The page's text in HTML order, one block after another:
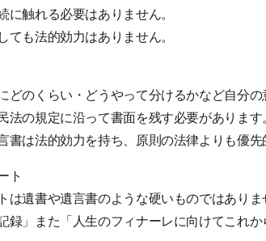
に触れる必要はありません。
ても法的効力はありません。
どのくらい・どうやって分けるかなど自分の
法の規定に沿って書面を残す必要があります
書は法的効力を持ち、原則の法律よりも優先
ト
は遺書や遺言書のような硬いものではありま
録」また「人生のフィナーレに向けてこれ